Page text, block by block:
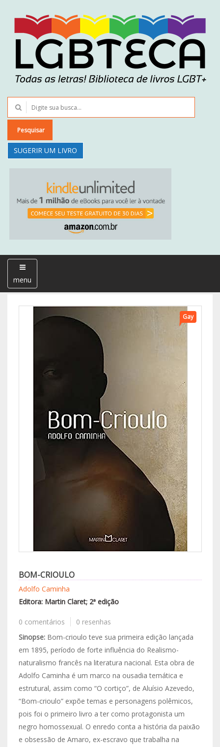
Pesquisar
SUGERIR UM LIVRO
menu
Gay
BOM-CRIOULO
Adolfo Caminha
Editora: Martin Claret; 2ª edição
0 comentários
0 resenhas
Sinopse:Bom-crioulo teve sua primeira edição lançada
em 1895, período de forte influência do Realismo-
naturalismo francês na literatura nacional. Esta obra de
Adolfo Caminha é um marco na ousadia temática e
estrutural, assim como “O cortiço”, de Aluísio Azevedo,
“Bom-crioulo” expõe temas e personagens polêmicos,
pois foi o primeiro livro a ter como protagonista um
negro homossexual. O enredo conta a história da paixão
e obsessão de Amaro, ex-escravo que trabalha na